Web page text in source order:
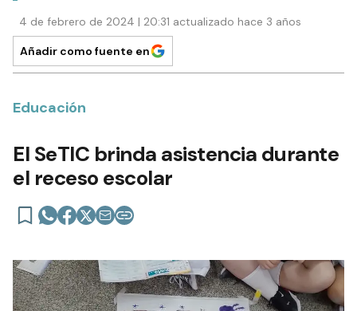
4 de febrero de 2024 | 20:31 actualizado hace 3 años
Añadir como fuente en
Educación
El SeTIC brinda asistencia durante
el receso escolar